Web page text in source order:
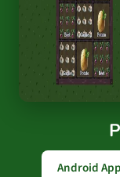
Android App